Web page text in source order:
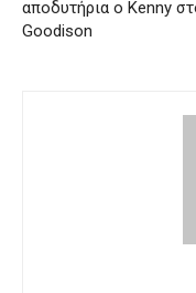
αποδυτήρια ο Kenny
Goodison